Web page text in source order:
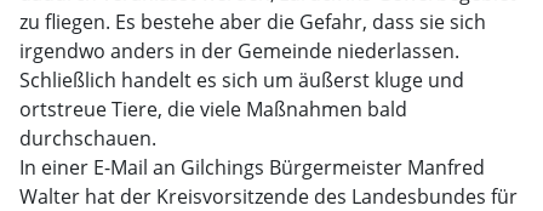
zu fliegen. Es bestehe aber die Gefahr, dass sie sich
irgendwo anders in der Gemeinde niederlassen.
Schließlich handelt es sich um äußerst kluge und
ortstreue Tiere, die viele Maßnahmen bald
durchschauen.
In einer E-Mail an Gilchings Bürgermeister Manfred
Walter hat der Kreisvorsitzende des Landesbundes für